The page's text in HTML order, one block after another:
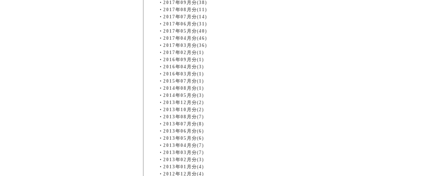
・ 2017年09月分(38)
・ 2017年08月分(11)
・ 2017年07月分(14)
・ 2017年06月分(31)
・ 2017年05月分(40)
・ 2017年04月分(46)
・ 2017年03月分(36)
・ 2017年02月分(1)
・ 2016年09月分(1)
・ 2016年04月分(3)
・ 2016年03月分(1)
・ 2015年07月分(1)
・ 2014年08月分(1)
・ 2014年05月分(3)
・ 2013年12月分(2)
・ 2013年10月分(2)
・ 2013年08月分(7)
・ 2013年07月分(8)
・ 2013年06月分(6)
・ 2013年05月分(6)
・ 2013年04月分(7)
・ 2013年03月分(7)
・ 2013年02月分(3)
・ 2013年01月分(4)
・ 2012年12月分(4)